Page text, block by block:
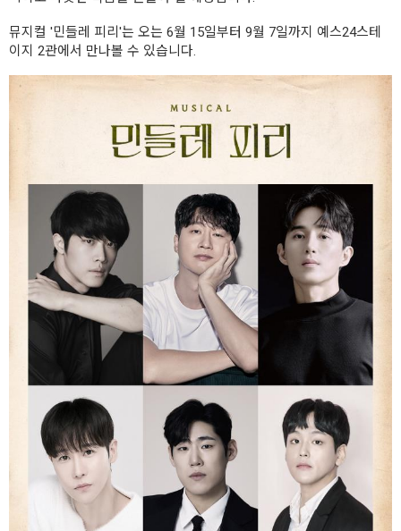
뮤지컬 '민들레 피리'는 오는 6월 15일부터 9월 7일까지 예스24스테
이지 2관에서 만나볼 수 있습니다.